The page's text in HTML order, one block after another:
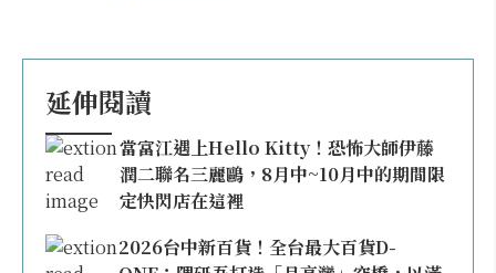
延伸閱讀
當富江遇上Hello Kitty！恐怖大師伊藤
潤二聯名三麗鷗，8月中~10月中的期間限
定快閃店在這裡
2026台中新百貨！全台最大百貨D-